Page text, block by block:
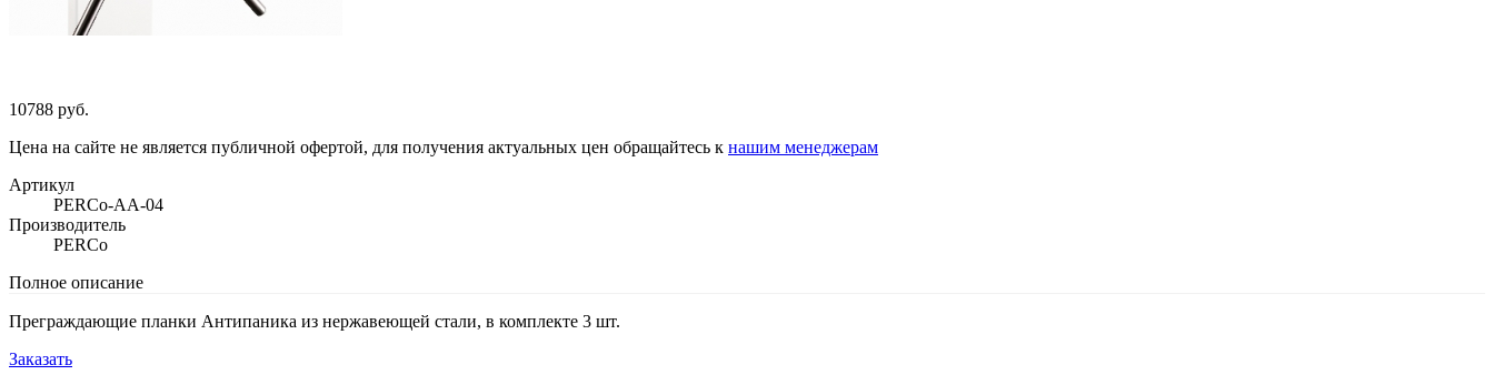
10788 руб.
Цена на сайте не является публичной офертой, для получения актуальных цен обращайтесь к нашим менеджерам
Артикул
PERCo-AA-04
Производитель
PERCo
Полное описание
Преграждающие планки Антипаника из нержавеющей стали, в комплекте 3 шт.
Заказать